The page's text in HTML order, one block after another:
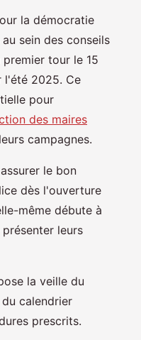
la démocratie
sein des conseils
tour le 15
l'été 2025. Ce
pour
des maires
campagnes.
le bon
dès l'ouverture
même débute à
leurs
la veille du
calendrier
prescrits.